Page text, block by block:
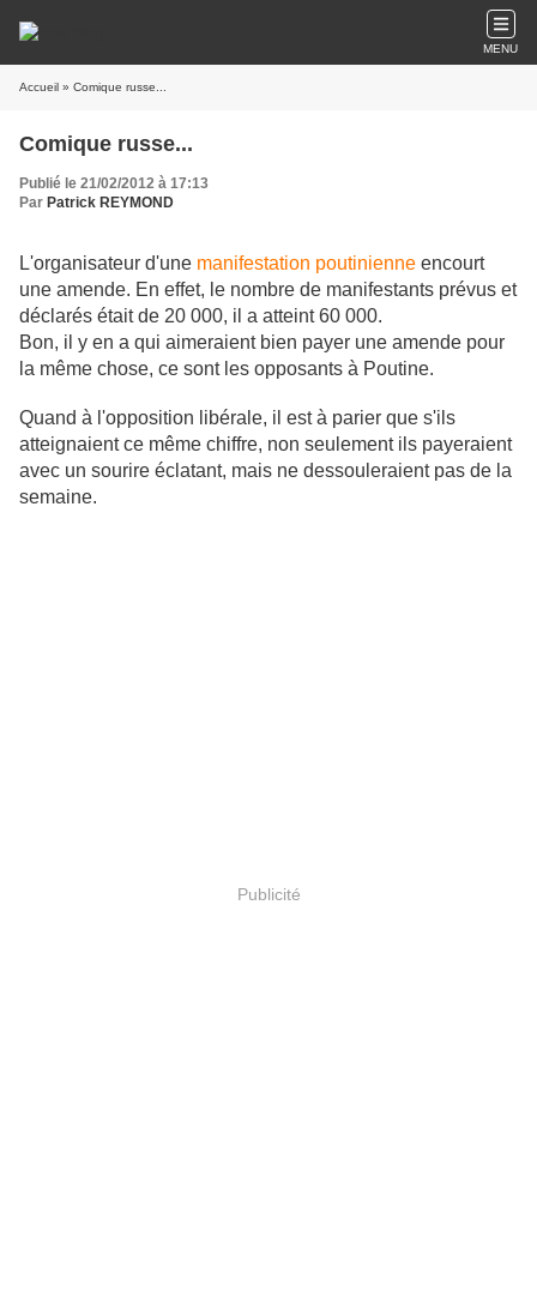
MENU
Accueil » Comique russe...
Comique russe...
Publié le 21/02/2012 à 17:13
Par Patrick REYMOND
L'organisateur d'une manifestation poutinienne encourt
une amende. En effet, le nombre de manifestants prévus et
déclarés était de 20 000, il a atteint 60 000.
Bon, il y en a qui aimeraient bien payer une amende pour
la même chose, ce sont les opposants à Poutine.
Quand à l'opposition libérale, il est à parier que s'ils
atteignaient ce même chiffre, non seulement ils payeraient
avec un sourire éclatant, mais ne dessouleraient pas de la
semaine.
Publicité